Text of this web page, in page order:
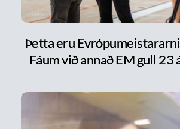
Þetta eru
Fáum við annað EM gull 23